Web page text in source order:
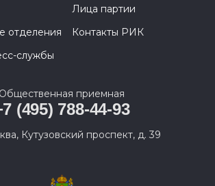
Лица партии
отделения
Контакты РИК
службы
Общественная приемная
(495) 788-44-93
Кутузовский проспект, д. 39